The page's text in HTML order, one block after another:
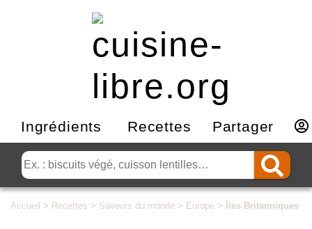
Ingrédients Recettes Partager
Accueil > Recettes > Saveurs du monde > Europe > Îles Britanniques